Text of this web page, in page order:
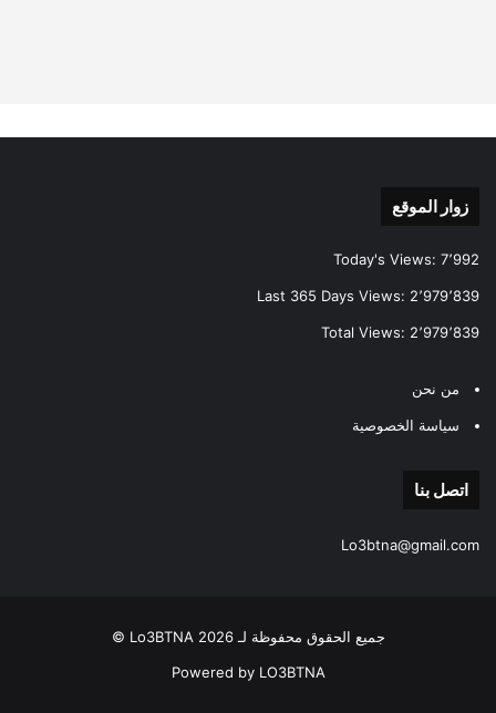
زوار الموقع
Today's Views: 7٬992
Last 365 Days Views: 2٬979٬839
Total Views: 2٬979٬839
من نحن
سياسة الخصوصية
اتصل بنا
Lo3btna@gmail.com
جميع الحقوق محفوظة لـ Lo3BTNA 2026 ©
Powered by LO3BTNA